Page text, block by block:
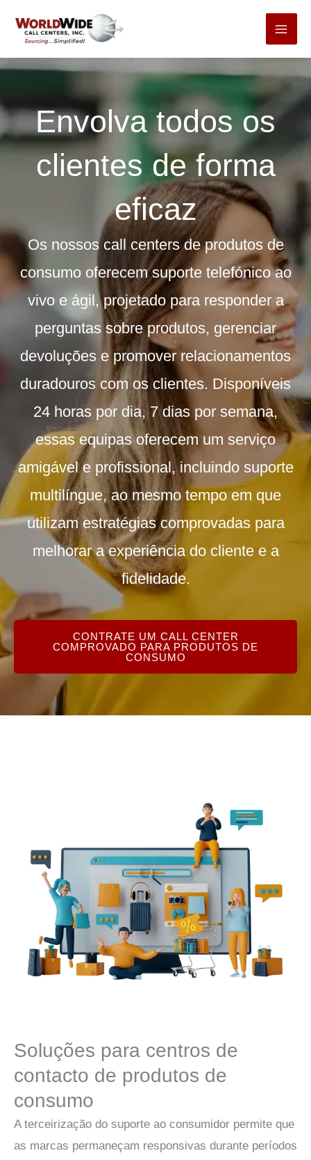
para
Envolva todos os
clientes de forma
eficaz
Os nossos call centers de produtos de
consumo oferecem suporte telefónico ao
vivo e ágil, projetado para responder a
perguntas sobre produtos, gerenciar
devoluções e promover relacionamentos
duradouros com os clientes. Disponíveis
24 horas por dia, 7 dias por semana,
essas equipas oferecem um serviço
amigável e profissional, incluindo suporte
multilíngue, ao mesmo tempo em que
utilizam estratégias comprovadas para
melhorar a experiência do cliente e a
fidelidade.
CONTRATE UM CALL CENTER
COMPROVADO PARA PRODUTOS DE
CONSUMO
Soluções para centros de
contacto de produtos de
consumo
A terceirização do suporte ao consumidor permite que
as marcas permaneçam responsivas durante períodos